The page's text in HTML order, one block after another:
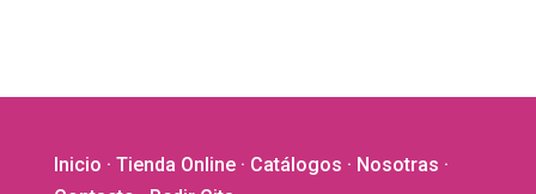
Inicio · Tienda Online· Catálogos · Nosotras ·